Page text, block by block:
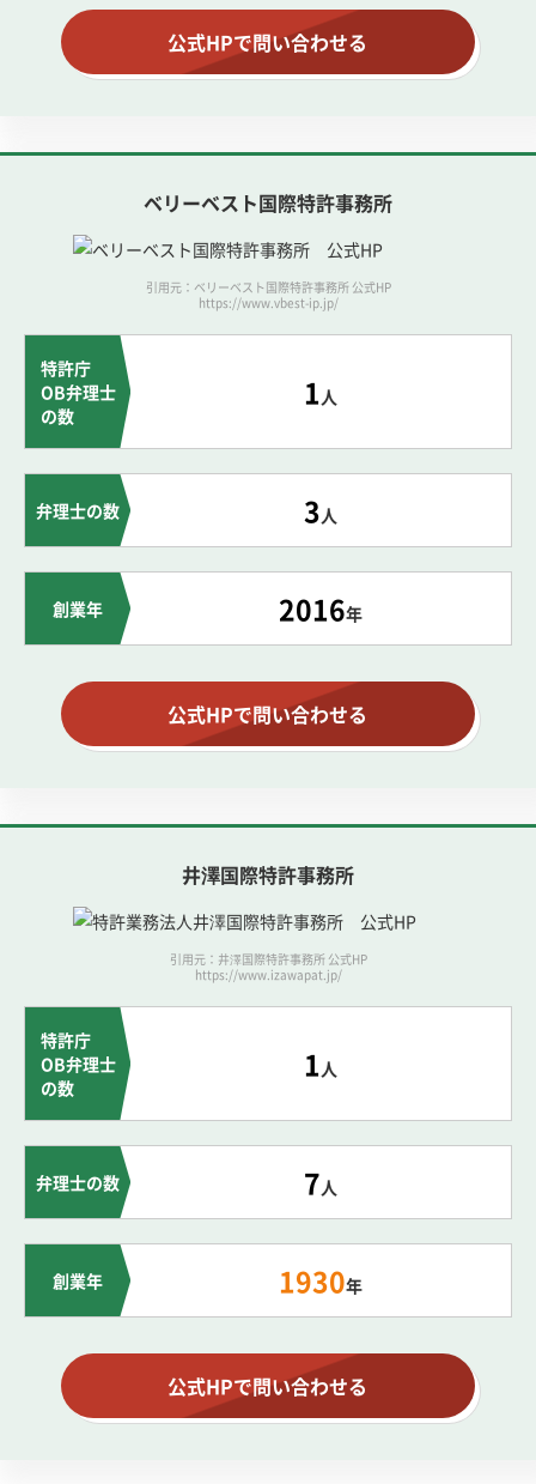
公式HPで問い合わせる
ベリーベスト国際特許事務所
引用元：ベリーベスト国際特許事務所 公式HP
https://www.vbest-ip.jp/
特許庁
OB弁理士
の数
1人
弁理士の数 3人
創業年 2016年
公式HPで問い合わせる
井澤国際特許事務所
引用元：井澤国際特許事務所 公式HP
https://www.izawapat.jp/
特許庁
OB弁理士
の数
1人
弁理士の数 7人
創業年 1930年
公式HPで問い合わせる